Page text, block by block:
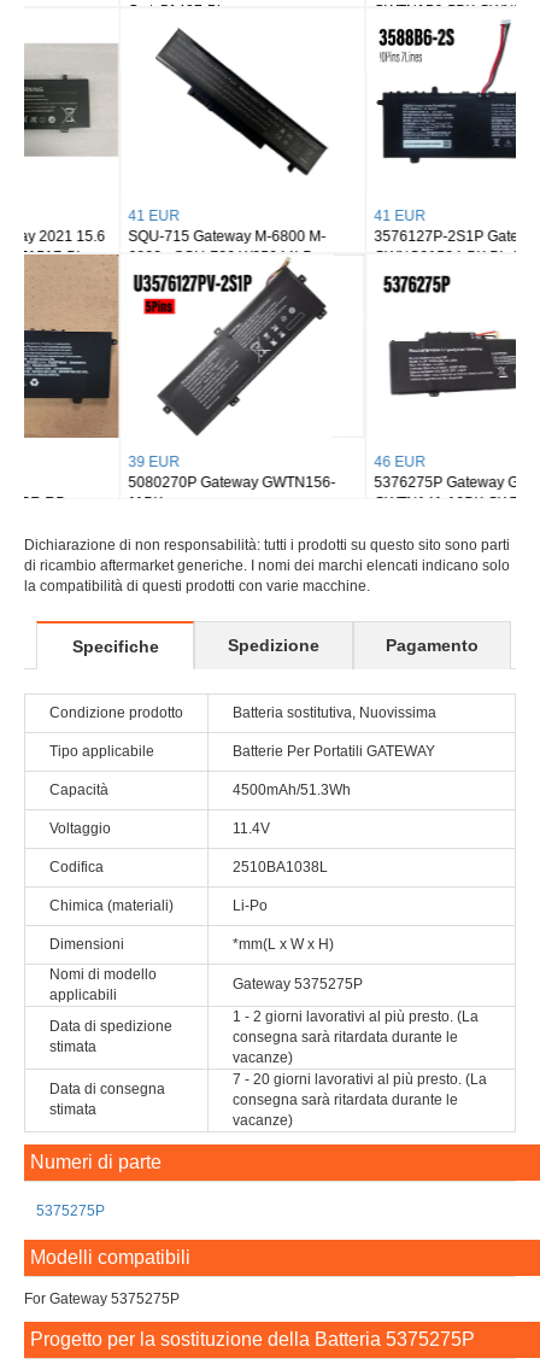
GWTN156-5BK GWNR71517-BK
GWTN156-4PR
SQU-715 Gateway M-6800 M-
6823a SQU-720 W35044LB
W35052LB 6501210
3576127P-2S1P Gateway
GWNC21524-BK BL GR RD
5080270P Gateway GWTN156-
11BK
5376275P Gateway GWTN141-10
GWTN141-10BK GWTN141-4
Dichiarazione di non responsabilità: tutti i prodotti su questo sito sono parti
di ricambio aftermarket generiche. I nomi dei marchi elencati indicano solo
la compatibilità di questi prodotti con varie macchine.
Specifiche Spedizione Pagamento
Condizione prodotto Batteria sostitutiva, Nuovissima
Tipo applicabile Batterie Per Portatili GATEWAY
Capacità 4500mAh/51.3Wh
Voltaggio 11.4V
Codifica 2510BA1038L
Chimica (materiali) Li-Po
Dimensioni
*mm(L x W x H)
Nomi di modello
applicabili
Gateway 5375275P
Data di spedizione
stimata
1 - 2 giorni lavorativi al più presto. (La
consegna sarà ritardata durante le
vacanze)
Data di consegna
stimata
7 - 20 giorni lavorativi al più presto. (La
consegna sarà ritardata durante le
vacanze)
Numeri di parte
5375275P
Modelli compatibili
For Gateway 5375275P
Progetto per la sostituzione della Batteria 5375275P